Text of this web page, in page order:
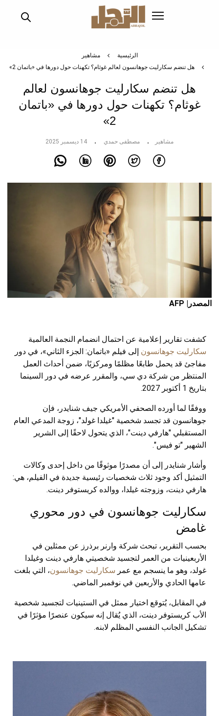
الرئيسية
مشاهير
هل تنضم سكارليت جوهانسون لعالم غوثام؟ تكهنات حول دورها في «باتمان 2»
هل تنضم سكارليت جوهانسون لعالم
غوثام؟ تكهنات حول دورها في «باتمان
2»
مشاهير مصطفى حمدي 14 ديسمبر 2025
المصدر| AFP
كشفت تقارير إعلامية عن احتمال انضمام النجمة العالمية
سكارليت جوهانسون إلى فيلم «باتمان: الجزء الثاني»، في دور
مفاجئ قد يحمل طابعًا مظلمًا ومركزيًا، ضمن أحداث العمل
المنتظر من شركة دي سي، والمقرر عرضه في دور السينما
بتاريخ 1 أكتوبر 2027.
ووفقًا لما أورده الصحفي الأمريكي جيف شنايدر، فإن
جوهانسون قد تجسد شخصية "غيلدا غولد"، زوجة المدعي العام
المستقبلي "هارفي دينت"، الذي يتحول لاحقًا إلى الشرير
الشهير "تو فيس".
وأشار شنايدر إلى أن مصدرًا موثوقًا من داخل إحدى وكالات
التمثيل أكد وجود ثلاث شخصيات رئيسية جديدة في الفيلم، هي:
هارفي دينت، وزوجته غيلدا، ووالده كريستوفر دينت.
سكارليت جوهانسون في دور محوري
غامض
بحسب التقرير، تبحث شركة وارنر برذرز عن ممثلين في
الأربعينيات من العمر لتجسيد شخصيتي هارفي دينت وغيلدا
غولد، وهو ما ينسجم مع عمر سكارليت جوهانسون، التي بلغت
عامها الحادي والأربعين في نوفمبر الماضي.
في المقابل، يُتوقع اختيار ممثل في الستينيات لتجسيد شخصية
الأب كريستوفر دينت، الذي يُقال إنه سيكون عنصرًا مؤثرًا في
تشكيل الجانب النفسي المظلم لابنه.